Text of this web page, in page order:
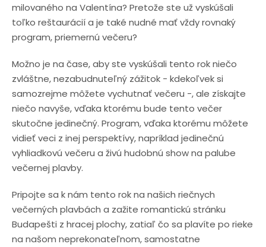
milovaného na Valentína? Pretože ste už vyskúšali
toľko reštaurácií a je také nudné mať vždy rovnaký
program, priemernú večeru?
Možno je na čase, aby ste vyskúšali tento rok niečo
zvláštne, nezabudnuteľný zážitok - kdekoľvek si
samozrejme môžete vychutnať večeru -, ale získajte
niečo navyše, vďaka ktorému bude tento večer
skutočne jedinečný. Program, vďaka ktorému môžete
vidieť veci z inej perspektívy, napríklad jedinečnú
vyhliadkovú večeru a živú hudobnú show na palube
večernej plavby.
Pripojte sa k nám tento rok na našich riečnych
večerných plavbách a zažite romantickú stránku
Budapešti z hracej plochy, zatiaľ čo sa plavíte po rieke
na našom neprekonateľnom, samostatne